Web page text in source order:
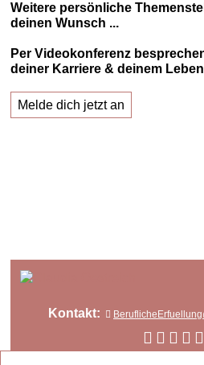
Weitere persönliche
deinen Wunsch ...
Per Videokonferenz
deiner Karriere & deinem
Melde dich jetzt an
Kontakt: